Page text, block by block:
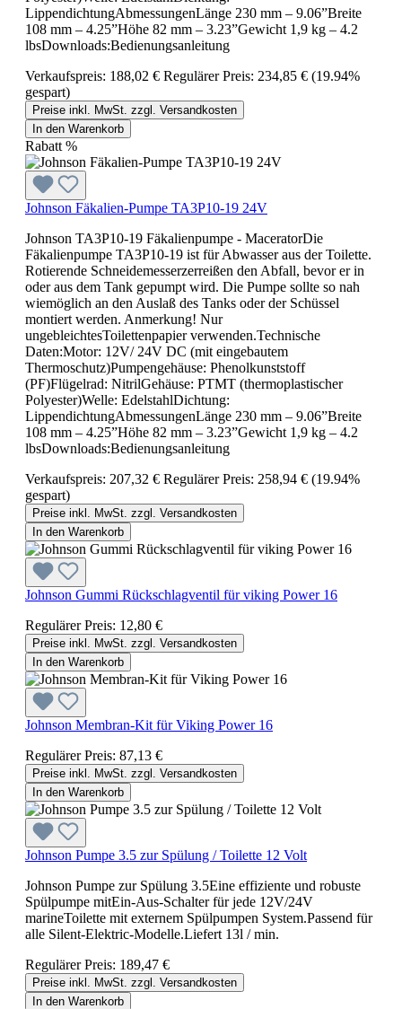
LippendichtungAbmessungenLänge 230 mm – 9.06”Breite
108 mm – 4.25”Höhe 82 mm – 3.23”Gewicht 1,9 kg – 4.2
lbsDownloads:Bedienungsanleitung
Verkaufspreis: 188,02 € Regulärer Preis: 234,85 € (19.94%
gespart)
Preise inkl. MwSt. zzgl. Versandkosten
In den Warenkorb
Rabatt %
Johnson Fäkalien-Pumpe TA3P10-19 24V
Johnson TA3P10-19 Fäkalienpumpe - MaceratorDie
Fäkalienpumpe TA3P10-19 ist für Abwasser aus der Toilette.
Rotierende Schneidemesserzerreißen den Abfall, bevor er in
oder aus dem Tank gepumpt wird. Die Pumpe sollte so nah
wiemöglich an den Auslaß des Tanks oder der Schüssel
montiert werden. Anmerkung! Nur
ungebleichtesToilettenpapier verwenden.Technische
Daten:Motor: 12V/ 24V DC (mit eingebautem
Thermoschutz)Pumpengehäuse: Phenolkunststoff
(PF)Flügelrad: NitrilGehäuse: PTMT (thermoplastischer
Polyester)Welle: EdelstahlDichtung:
LippendichtungAbmessungenLänge 230 mm – 9.06”Breite
108 mm – 4.25”Höhe 82 mm – 3.23”Gewicht 1,9 kg – 4.2
lbsDownloads:Bedienungsanleitung
Verkaufspreis: 207,32 € Regulärer Preis: 258,94 € (19.94%
gespart)
Preise inkl. MwSt. zzgl. Versandkosten
In den Warenkorb
Johnson Gummi Rückschlagventil für viking Power 16
Regulärer Preis: 12,80 €
Preise inkl. MwSt. zzgl. Versandkosten
In den Warenkorb
Johnson Membran-Kit für Viking Power 16
Regulärer Preis: 87,13 €
Preise inkl. MwSt. zzgl. Versandkosten
In den Warenkorb
Johnson Pumpe 3.5 zur Spülung / Toilette 12 Volt
Johnson Pumpe zur Spülung 3.5Eine effiziente und robuste
Spülpumpe mitEin-Aus-Schalter für jede 12V/24V
marineToilette mit externem Spülpumpen System.Passend für
alle Silent-Elektric-Modelle.Liefert 13l / min.
Regulärer Preis: 189,47 €
Preise inkl. MwSt. zzgl. Versandkosten
In den Warenkorb